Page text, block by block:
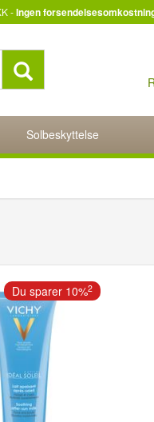
-Ingen
Solbeskyttelse
Du sparer 10%2